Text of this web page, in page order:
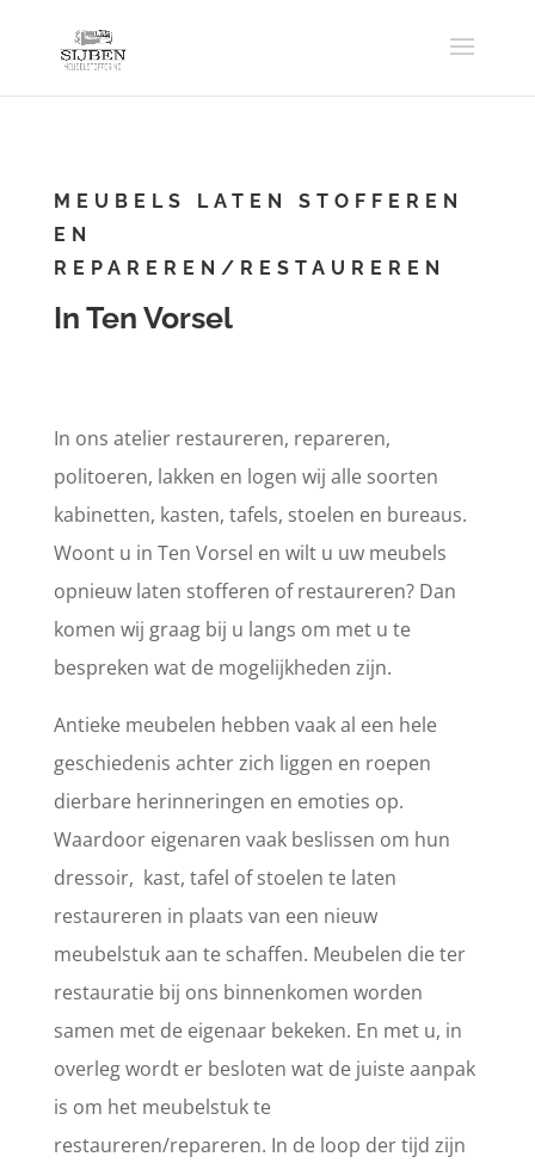
MEUBELS LATEN STOFFEREN
EN
REPAREREN/RESTAUREREN
In Ten Vorsel
In ons atelier restaureren, repareren,
politoeren, lakken en logen wij alle soorten
kabinetten, kasten, tafels, stoelen en bureaus.
Woont u in Ten Vorsel en wilt u uw meubels
opnieuw laten stofferen of restaureren? Dan
komen wij graag bij u langs om met u te
bespreken wat de mogelijkheden zijn.
Antieke meubelen hebben vaak al een hele
geschiedenis achter zich liggen en roepen
dierbare herinneringen en emoties op.
Waardoor eigenaren vaak beslissen om hun
dressoir, kast, tafel of stoelen te laten
restaureren in plaats van een nieuw
meubelstuk aan te schaffen. Meubelen die ter
restauratie bij ons binnenkomen worden
samen met de eigenaar bekeken. En met u, in
overleg wordt er besloten wat de juiste aanpak
is om het meubelstuk te
restaureren/repareren. In de loop der tijd zijn